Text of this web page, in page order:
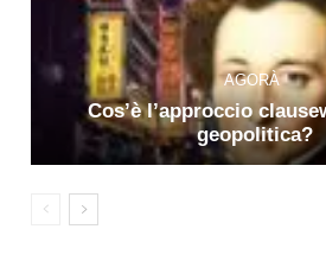
AGORÀ
Cos’è l’approccio
geopolitica?